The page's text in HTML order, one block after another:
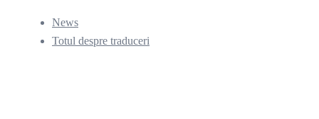
News
Totul despre traduceri